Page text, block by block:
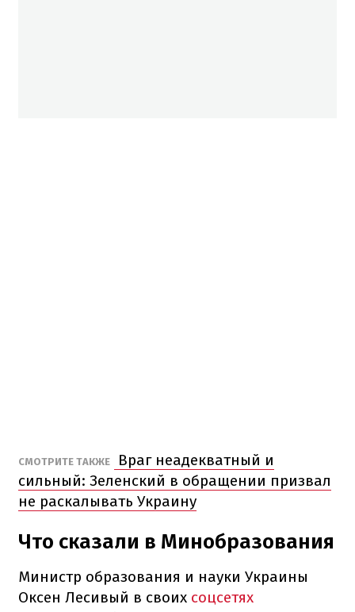
СМОТРИТЕ ТАКЖЕ
Враг неадекватный и
сильный: Зеленский в обращении призвал
не раскалывать Украину
Что сказали в Минобразования
Министр образования и науки Украины
Оксен Лесивый в своих соцсетях